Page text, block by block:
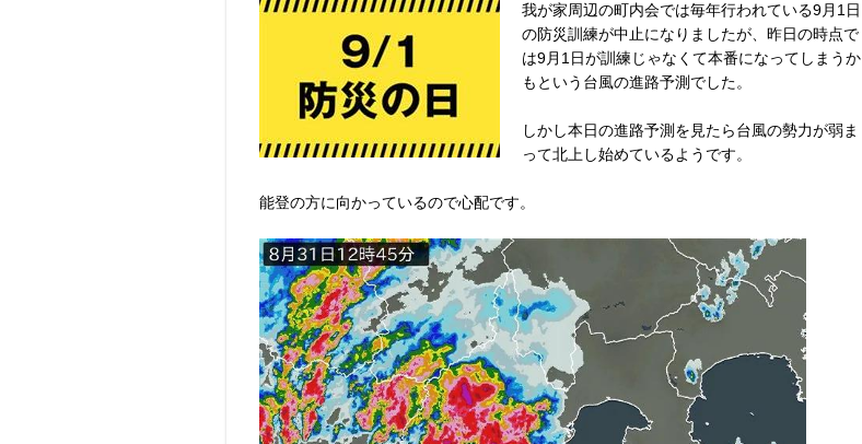
我が家周辺の町内会では毎年行われている9月1日
の防災訓練が中止になりましたが、昨日の時点で
は9月1日が訓練じゃなくて本番になってしまうか
もという台風の進路予測でした。
しかし本日の進路予測を見たら台風の勢力が弱ま
って北上し始めているようです。
能登の方に向かっているので心配です。